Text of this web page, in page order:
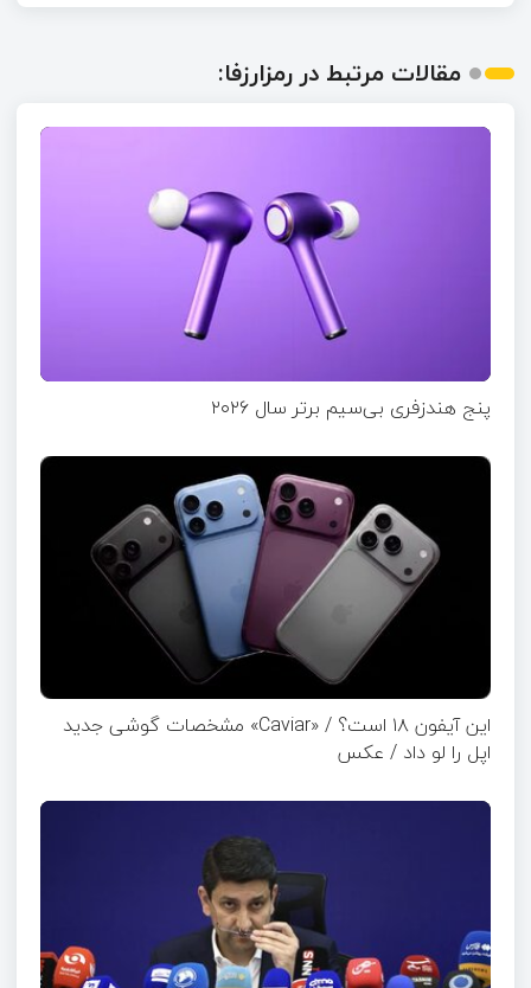
مقالات مرتبط در رمزارزفا:
پنج هندزفری بی‌سیم برتر سال ۲۰۲۶
این آیفون ۱۸ است؟ / «Caviar» مشخصات گوشی جدید
اپل را لو داد / عکس